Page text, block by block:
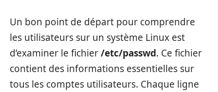
Un bon point de départ pour comprendre
les utilisateurs sur un système Linux est
d’examiner le fichier/etc/passwd. Ce fichier
contient des informations essentielles sur
tous les comptes utilisateurs. Chaque ligne